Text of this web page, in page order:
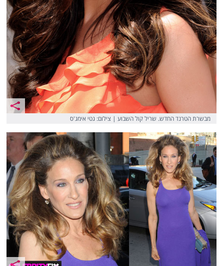
מבשרת הטרנד החדש. שריל קול השבוע | צילום: גטי אימג'ס